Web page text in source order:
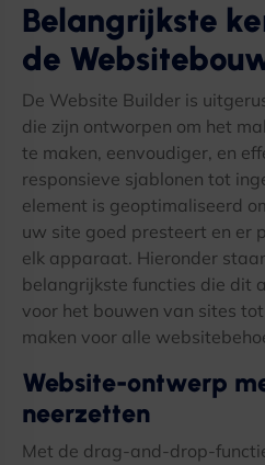
Belangrijkste
de
De Website Builder is
die zijn ontworpen om het
te maken, eenvoudiger, en
responsieve sjablonen tot
element is geoptimaliseerd
uw site goed presteert en er
elk apparaat. Hieronder
belangrijkste functies die dit
voor het bouwen van sites
maken voor alle
Website-ontwerp
neerzetten
Met de drag-and-drop-